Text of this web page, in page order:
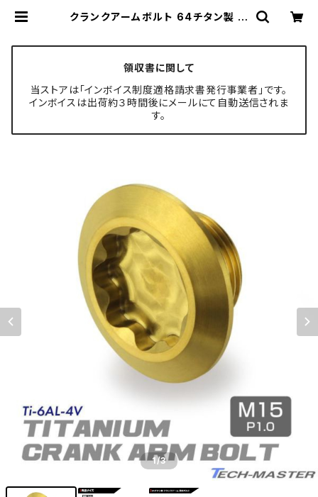
クランクアームボルト 64チタン製 M
門店
領収書に関して
当ストアは「インボイス制度適格請求書発行事業者」です。
インボイスは出荷約３時間後にメールにて自動送信されま
す。
1/3